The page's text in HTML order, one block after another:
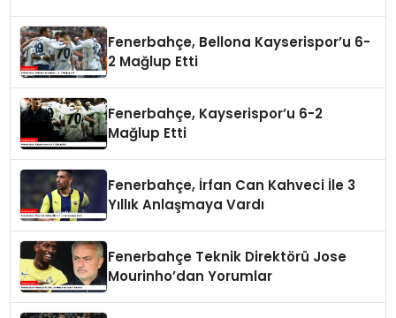
Fenerbahçe, Bellona Kayserispor’u 6-
2 Mağlup Etti
Fenerbahçe, Kayserispor’u 6-2
Mağlup Etti
Fenerbahçe, İrfan Can Kahveci İle 3
Yıllık Anlaşmaya Vardı
Fenerbahçe Teknik Direktörü Jose
Mourinho’dan Yorumlar